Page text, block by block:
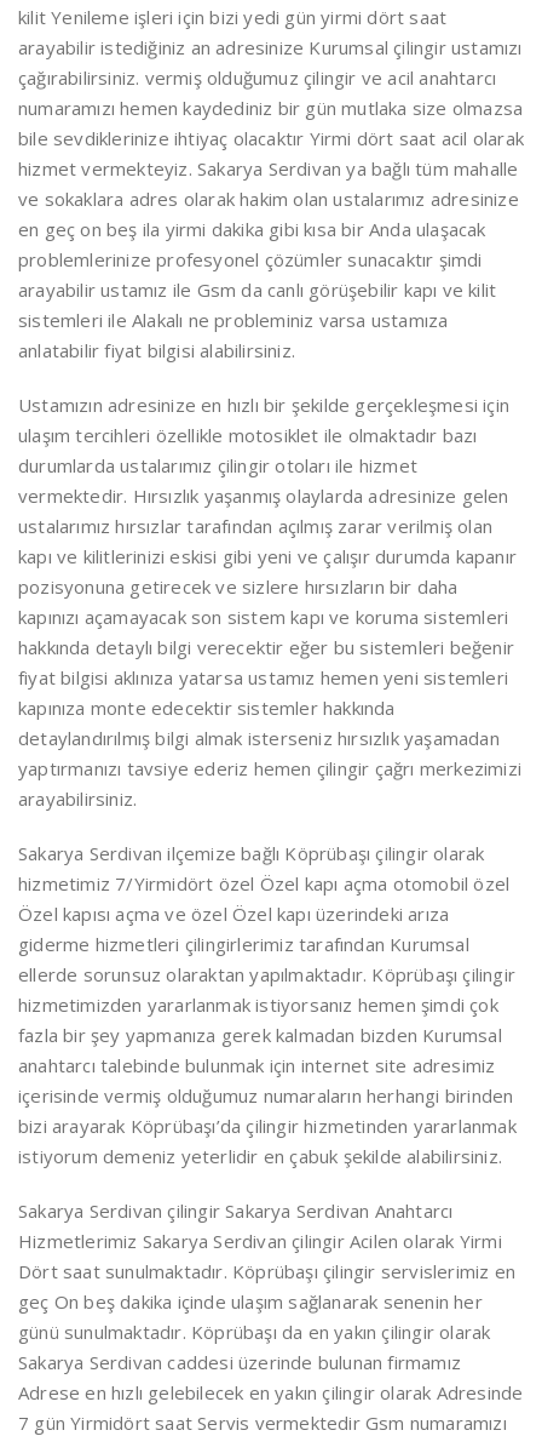
kilit Yenileme işleri için bizi yedi gün yirmi dört saat
arayabilir istediğiniz an adresinize Kurumsal çilingir ustamızı
çağırabilirsiniz. vermiş olduğumuz çilingir ve acil anahtarcı
numaramızı hemen kaydediniz bir gün mutlaka size olmazsa
bile sevdiklerinize ihtiyaç olacaktır Yirmi dört saat acil olarak
hizmet vermekteyiz. Sakarya Serdivan ya bağlı tüm mahalle
ve sokaklara adres olarak hakim olan ustalarımız adresinize
en geç on beş ila yirmi dakika gibi kısa bir Anda ulaşacak
problemlerinize profesyonel çözümler sunacaktır şimdi
arayabilir ustamız ile Gsm da canlı görüşebilir kapı ve kilit
sistemleri ile Alakalı ne probleminiz varsa ustamıza
anlatabilir fiyat bilgisi alabilirsiniz.
Ustamızın adresinize en hızlı bir şekilde gerçekleşmesi için
ulaşım tercihleri özellikle motosiklet ile olmaktadır bazı
durumlarda ustalarımız çilingir otoları ile hizmet
vermektedir. Hırsızlık yaşanmış olaylarda adresinize gelen
ustalarımız hırsızlar tarafından açılmış zarar verilmiş olan
kapı ve kilitlerinizi eskisi gibi yeni ve çalışır durumda kapanır
pozisyonuna getirecek ve sizlere hırsızların bir daha
kapınızı açamayacak son sistem kapı ve koruma sistemleri
hakkında detaylı bilgi verecektir eğer bu sistemleri beğenir
fiyat bilgisi aklınıza yatarsa ustamız hemen yeni sistemleri
kapınıza monte edecektir sistemler hakkında
detaylandırılmış bilgi almak isterseniz hırsızlık yaşamadan
yaptırmanızı tavsiye ederiz hemen çilingir çağrı merkezimizi
arayabilirsiniz.
Sakarya Serdivan ilçemize bağlı Köprübaşı çilingir olarak
hizmetimiz 7/Yirmidört özel Özel kapı açma otomobil özel
Özel kapısı açma ve özel Özel kapı üzerindeki arıza
giderme hizmetleri çilingirlerimiz tarafından Kurumsal
ellerde sorunsuz olaraktan yapılmaktadır. Köprübaşı çilingir
hizmetimizden yararlanmak istiyorsanız hemen şimdi çok
fazla bir şey yapmanıza gerek kalmadan bizden Kurumsal
anahtarcı talebinde bulunmak için internet site adresimiz
içerisinde vermiş olduğumuz numaraların herhangi birinden
bizi arayarak Köprübaşı’da çilingir hizmetinden yararlanmak
istiyorum demeniz yeterlidir en çabuk şekilde alabilirsiniz.
Sakarya Serdivan çilingir Sakarya Serdivan Anahtarcı
Hizmetlerimiz Sakarya Serdivan çilingir Acilen olarak Yirmi
Dört saat sunulmaktadır. Köprübaşı çilingir servislerimiz en
geç On beş dakika içinde ulaşım sağlanarak senenin her
günü sunulmaktadır. Köprübaşı da en yakın çilingir olarak
Sakarya Serdivan caddesi üzerinde bulunan firmamız
Adrese en hızlı gelebilecek en yakın çilingir olarak Adresinde
7 gün Yirmidört saat Servis vermektedir Gsm numaramızı